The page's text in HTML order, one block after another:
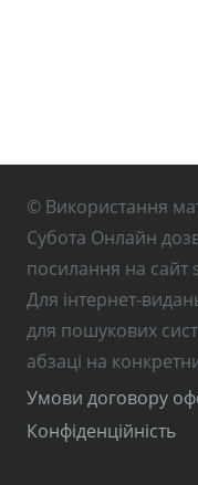
© Використання
Субота Онлайн
посилання на
Для інтернет-
для пошукових
абзаці на
Умови договору
Конфіденційність